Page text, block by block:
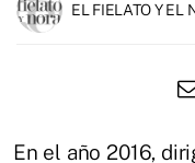
EL FIELATO Y EL
En el año 2016,